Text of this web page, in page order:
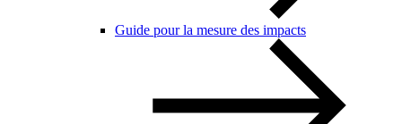
Guide pour la mesure des impacts